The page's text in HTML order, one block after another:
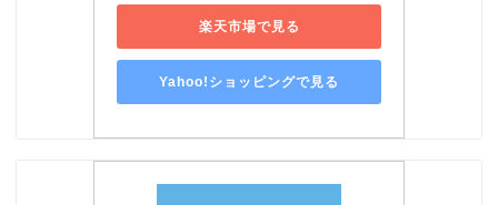
楽天市場で見る
Yahoo!ショッピングで見る